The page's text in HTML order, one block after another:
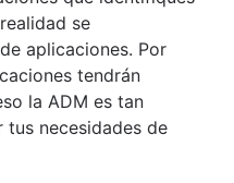
se
aplicaciones. Por
tendrán
la ADM es tan
necesidades de